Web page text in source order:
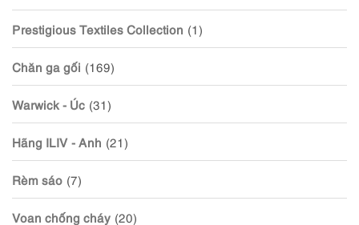
Prestigious Textiles Collection (1)
Chăn ga gối (169)
Warwick - Úc (31)
Hãng ILIV - Anh (21)
Rèm sáo (7)
Voan chống cháy (20)